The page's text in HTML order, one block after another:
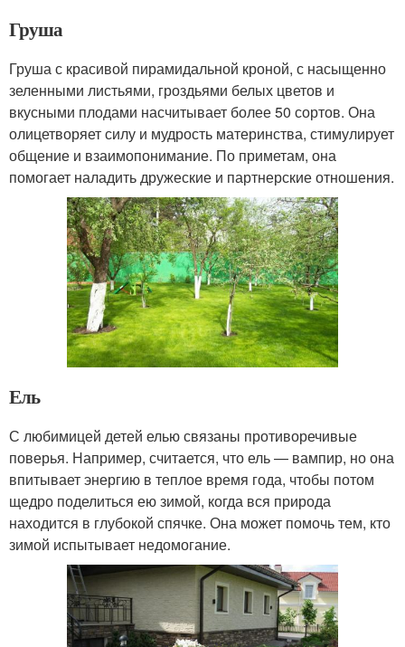
Груша
Груша с красивой пирамидальной кроной, с насыщенно
зеленными листьями, гроздьями белых цветов и
вкусными плодами насчитывает более 50 сортов. Она
олицетворяет силу и мудрость материнства, стимулирует
общение и взаимопонимание. По приметам, она
помогает наладить дружеские и партнерские отношения.
Ель
С любимицей детей елью связаны противоречивые
поверья. Например, считается, что ель — вампир, но она
впитывает энергию в теплое время года, чтобы потом
щедро поделиться ею зимой, когда вся природа
находится в глубокой спячке. Она может помочь тем, кто
зимой испытывает недомогание.